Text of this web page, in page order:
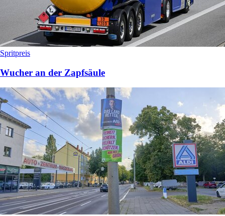
Spritpreis
Wucher an der Zapfsäule